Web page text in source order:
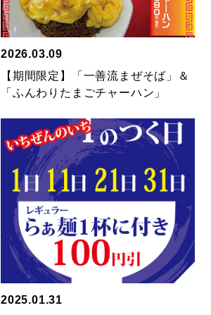
2026.03.09
【期間限定】「一善流まぜそば」＆
「ふんわりたまごチャーハン」
2025.01.31